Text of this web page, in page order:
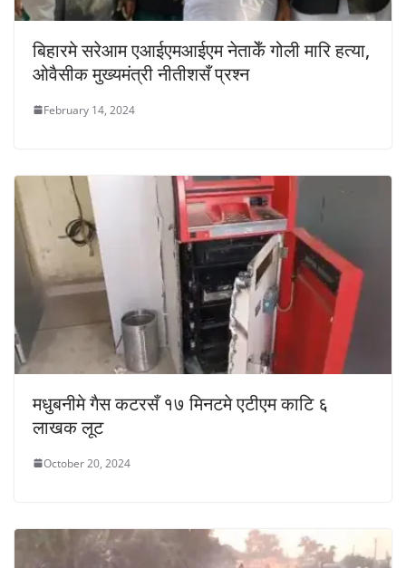
बिहारमे सरेआम एआईएमआईएम नेताकेँ गोली मारि हत्या,
ओवैसीक मुख्यमंत्री नीतीशसँ प्रश्न
February 14, 2024
मधुबनीमे गैस कटरसँ १७ मिनटमे एटीएम काटि ६
लाखक लूट
October 20, 2024